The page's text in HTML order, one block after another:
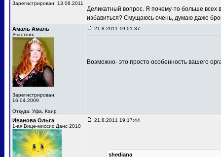
Зарегистрирован: 13.08.2011
Деликатный вопрос. Я почему-то больше всех
избавиться? Смущаюсь очень, думаю даже
Амаль Амаль
Участник
Зарегистрирован:
16.04.2009
Откуда: Уфа, Каир
21.8.2011 19:01:37
Возможно- это просто особенность вашего
Иванова Ольга
1-ая Вице-миссис Данс 2010
21.8.2011 19:17:44
shediana